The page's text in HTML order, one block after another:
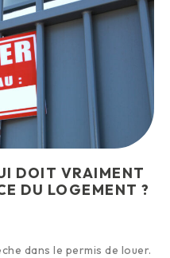
DOIT VRAIMENT
DU LOGEMENT ?
dans le permis de louer.